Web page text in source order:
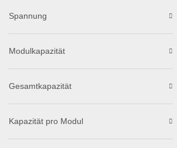
Spannung
Modulkapazität
Gesamtkapazität
Kapazität pro Modul